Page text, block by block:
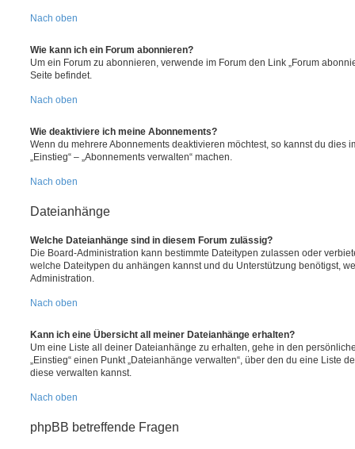
Nach oben
Wie kann ich ein Forum abonnieren?
Um ein Forum zu abonnieren, verwende im Forum den Link „Forum
Seite befindet.
Nach oben
Wie deaktiviere ich meine Abonnements?
Wenn du mehrere Abonnements deaktivieren möchtest, so kannst du dies
„Einstieg“ – „Abonnements verwalten“ machen.
Nach oben
Dateianhänge
Welche Dateianhänge sind in diesem Forum zulässig?
Die Board-Administration kann bestimmte Dateitypen zulassen oder
welche Dateitypen du anhängen kannst und du Unterstützung benötigst,
Administration.
Nach oben
Kann ich eine Übersicht all meiner Dateianhänge erhalten?
Um eine Liste all deiner Dateianhänge zu erhalten, gehe in den
„Einstieg“ einen Punkt „Dateianhänge verwalten“, über den du eine Liste
diese verwalten kannst.
Nach oben
phpBB betreffende Fragen